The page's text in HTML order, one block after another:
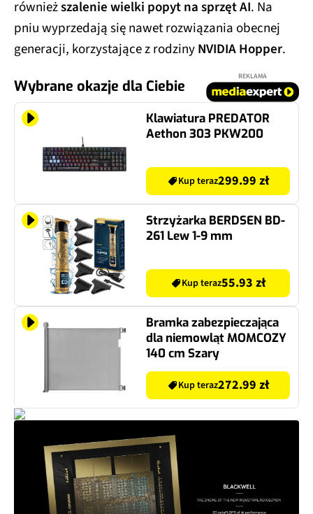
równieższalenie wielki popyt na sprzęt AI. Na
pniu wyprzedają się nawet rozwiązania obecnej
generacji, korzystające z rodzinyNVIDIA Hopper.
Wybrane okazje dla Ciebie
REKLAMA
Klawiatura PREDATOR
Aethon 303 PKW200
Kup teraz299.99 zł
Strzyżarka BERDSEN BD-
261 Lew 1-9 mm
Kup teraz55.93 zł
Bramka zabezpieczająca
dla niemowląt MOMCOZY
140 cm Szary
Kup teraz272.99 zł